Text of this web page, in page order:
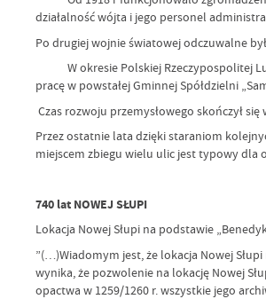
działalność wójta i jego personel
Po drugiej wojnie światowej odczuwalne
W okresie Polskiej Rzeczypospolitej
pracę w powstałej Gminnej Spółdzielni
Czas rozwoju przemysłowego skończył
Przez ostatnie lata dzięki staraniom
miejscem zbiegu wielu ulic jest typowy dla
740 lat NOWEJ SŁUPI
Lokacja Nowej Słupi na podstawie
”(…)Wiadomym jest, że lokacja Nowej
wynika, że pozwolenie na lokację Nowej
opactwa w 1259/1260 r. wszystkie jego